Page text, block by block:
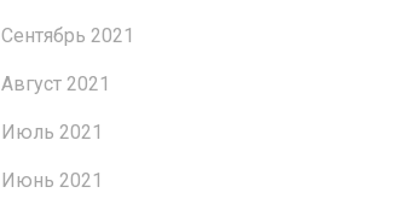
Сентябрь 2021
Август 2021
Июль 2021
Июнь 2021